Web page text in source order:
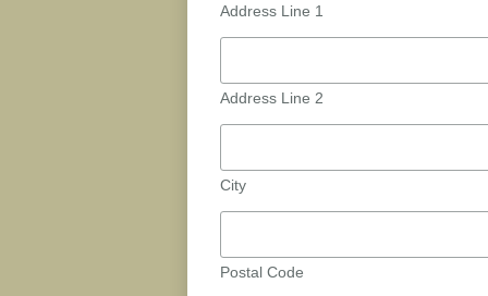
Address Line 1
Address Line 2
City
Postal Code